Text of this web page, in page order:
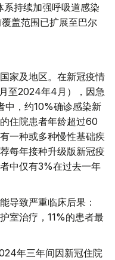
系持续加强呼吸道感染
盖范围已扩展至巴尔
家及地区。在新冠疫情
至2024年4月），因急
中，约10%确诊感染新
住院患者年龄超过60
一种或多种慢性基础疾
每年接种升级版新冠疫
中仅有3%在过去一年
导致严重临床后果：
室治疗，11%的患者最
年三年间因新冠住院